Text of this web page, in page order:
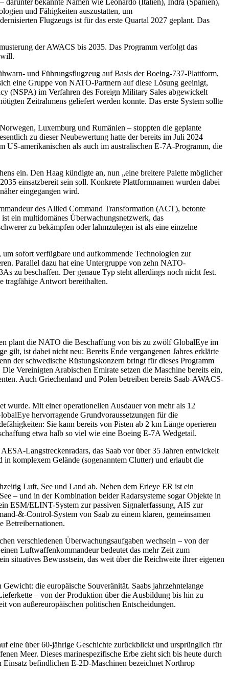
und Fähigkeiten auszustatten, um
Flugzeugs ist für das erste Quartal 2027 geplant. Das
der AWACS bis 2035. Das Programm verfolgt das
und Führungsflugzeug auf Basis der Boeing-737-Plattform,
eine Gruppe von NATO-Partnern auf diese Lösung geeinigt,
(NSPA) im Verfahren des Foreign Military Sales abgewickelt
Zeitrahmens geliefert werden konnte. Das erste System sollte
Luxemburg und Rumänien – stoppten die geplante
zu dieser Neubewertung hatte der bereits im Juli 2024
US-amerikanischen als auch im australischen E-7A-Programm, die
ein. Den Haag kündigte an, nun „eine breitere Palette möglicher
einsatzbereit sein soll. Konkrete Plattformnamen wurden dabei
eingegangen wird.
des Allied Command Transformation (ACT), betonte
ein multidomänes Überwachungsnetzwerk, das
zu bekämpfen oder lahmzulegen ist als eine einzelne
sofort verfügbare und aufkommende Technologien zur
Parallel dazu hat eine Untergruppe von zehn NATO-
zu beschaffen. Der genaue Typ steht allerdings noch nicht fest.
tragfähige Antwort bereithalten.
plant die NATO die Beschaffung von bis zu zwölf GlobalEye im
ist dabei nicht neu: Bereits Ende vergangenen Jahres erklärte
der schwedische Rüstungskonzern bringt für dieses Programm
Vereinigten Arabischen Emirate setzen die Maschine bereits ein,
Auch Griechenland und Polen betreiben bereits Saab-AWACS-
wurde. Mit einer operationellen Ausdauer von mehr als 12
hervorragende Grundvoraussetzungen für die
Sie kann bereits von Pisten ab 2 km Länge operieren
etwa halb so viel wie eine Boeing E-7A Wedgetail.
Langstreckenradars, das Saab vor über 35 Jahren entwickelt
in komplexem Gelände (sogenanntem Clutter) und erlaubt die
Luft, See und Land ab. Neben dem Erieye ER ist ein
– und in der Kombination beider Radarsysteme sogar Objekte in
ESM/ELINT-System zur passiven Signalerfassung, AIS zur
&-Control-System von Saab zu einem klaren, gemeinsamen
Betreibernationen.
verschiedenen Überwachungsaufgaben wechseln – von der
Luftwaffenkommandeur bedeutet das mehr Zeit zum
situatives Bewusstsein, das weit über die Reichweite ihrer eigenen
die europäische Souveränität. Saabs jahrzehntelange
– von der Produktion über die Ausbildung bis hin zu
von außereuropäischen politischen Entscheidungen.
eine über 60-jährige Geschichte zurückblickt und ursprünglich für
Meer. Dieses marinespezifische Erbe zieht sich bis heute durch
befindlichen E-2D-Maschinen bezeichnet Northrop